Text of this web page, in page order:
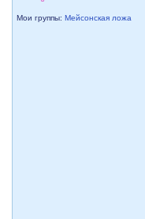
Мои группы:Мейсонская ложа